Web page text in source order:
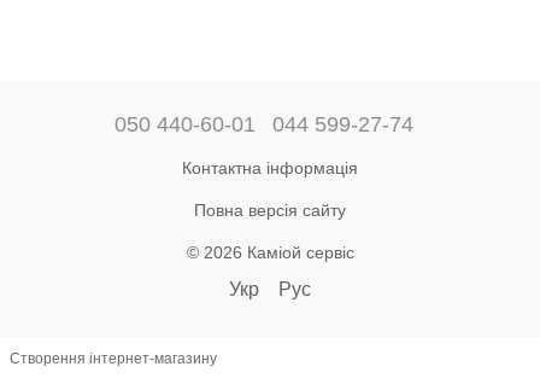
050 440-60-01 044 599-27-74
Контактна інформація
Повна версія сайту
© 2026 Каміой сервіс
Укр Рус
Створення інтернет-магазину